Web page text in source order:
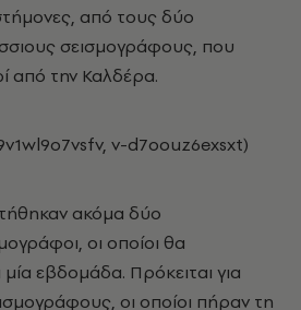
από τους δύο
σεισμογράφους, που
από την Καλδέρα.
v-d7oouz6exsxt)
ακόμα δύο
οι οποίοι θα
μία εβδομάδα. Πρόκειται για
οι οποίοι πήραν τη